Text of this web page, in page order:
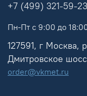
+7 (499) 321-59-23
Пн-Пт с 9:00 до
127591, г Москва,
Дмитровское
order@vkmet.ru